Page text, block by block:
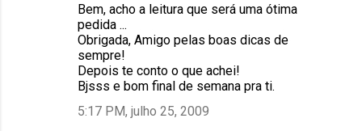
Bem, acho a leitura que será uma ótima
pedida ...
Obrigada, Amigo pelas boas dicas de
sempre!
Depois te conto o que achei!
Bjsss e bom final de semana pra ti.
5:17 PM, julho 25, 2009